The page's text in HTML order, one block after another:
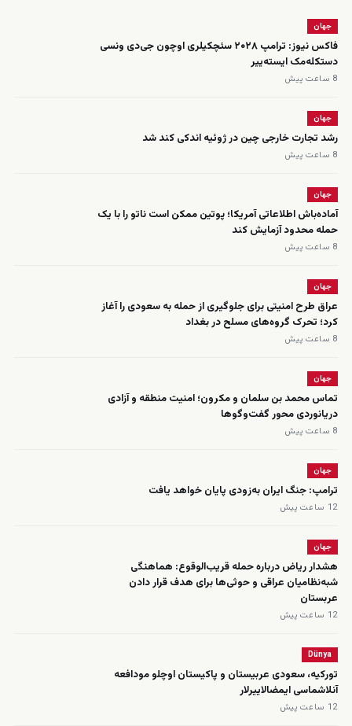
جهان
فاکس نیوز: ترامپ ۲۰۲۸ سئچکیلری اوچون جی‌دی ونسی
دستکله‌مک ایسته‌ییر
8 ساعت پیش
جهان
رشد تجارت خارجی چین در ژوئیه اندکی کند شد
8 ساعت پیش
جهان
آماده‌باش اطلاعاتی آمریکا؛ پوتین ممکن است ناتو را با یک
حمله محدود آزمایش کند
8 ساعت پیش
جهان
عراق طرح امنیتی برای جلوگیری از حمله به سعودی را آغاز
کرد؛ تحرک گروه‌های مسلح در بغداد
8 ساعت پیش
جهان
تماس محمد بن سلمان و مکرون؛ امنیت منطقه و آزادی
دریانوردی محور گفت‌وگوها
8 ساعت پیش
جهان
ترامپ: جنگ ایران به‌زودی پایان خواهد یافت
12 ساعت پیش
جهان
هشدار ریاض درباره حمله قریب‌الوقوع: هماهنگی
شبه‌نظامیان عراقی و حوثی‌ها برای هدف قرار دادن
عربستان
12 ساعت پیش
Dünya
تورکیه، سعودی عربیستان و پاکیستان اوچلو مودافعه
‌آنلاشماسی ایمضالاییرلار
12 ساعت پیش